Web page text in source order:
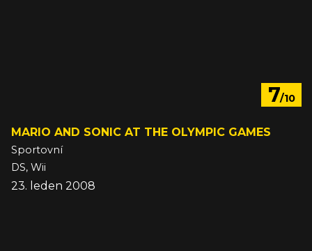
7/10
MARIO AND SONIC AT THE OLYMPIC GAMES
Sportovní
DS, Wii
23. leden 2008